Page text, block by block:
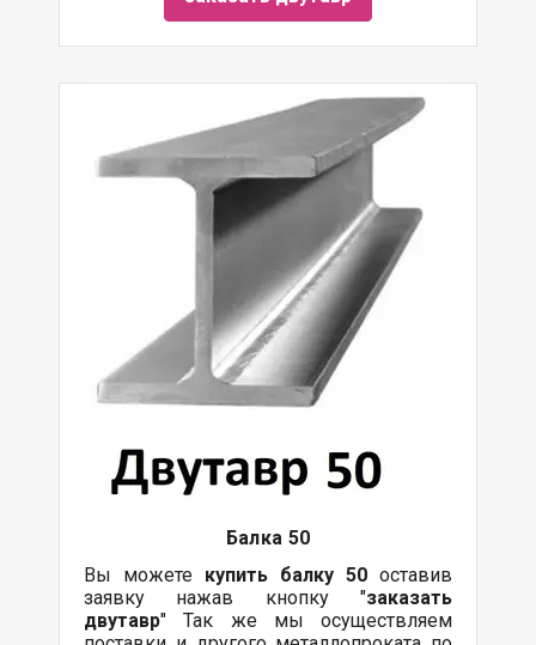
Балка 50
Вы можете купить балку 50 оставив
заявку нажав кнопку "заказать
двутавр" Так же мы осуществляем